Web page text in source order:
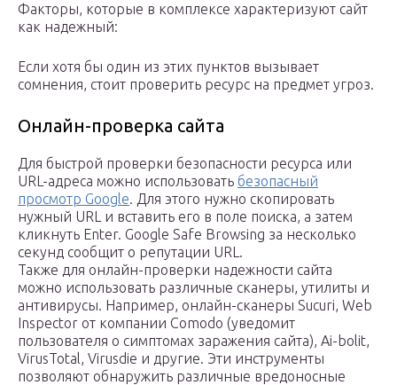
Факторы, которые в комплексе характеризуют сайт
как надежный:
Если хотя бы один из этих пунктов вызывает
сомнения, стоит проверить ресурс на предмет угроз.
Онлайн-проверка сайта
Для быстрой проверки безопасности ресурса или
URL-адреса можно использовать безопасный
просмотр Google. Для этого нужно скопировать
нужный URL и вставить его в поле поиска, а затем
кликнуть Enter. Google Safe Browsing за несколько
секунд сообщит о репутации URL.
Также для онлайн-проверки надежности сайта
можно использовать различные сканеры, утилиты и
антивирусы. Например, онлайн-сканеры Sucuri, Web
Inspector от компании Comodo (уведомит
пользователя о симптомах заражения сайта), Ai-bolit,
VirusTotal, Virusdie и другие. Эти инструменты
позволяют обнаружить различные вредоносные